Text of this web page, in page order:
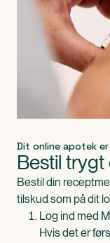
Dit online apotek
Bestil
Bestil din
tilskud som på dit
Log ind med
Hvis det er